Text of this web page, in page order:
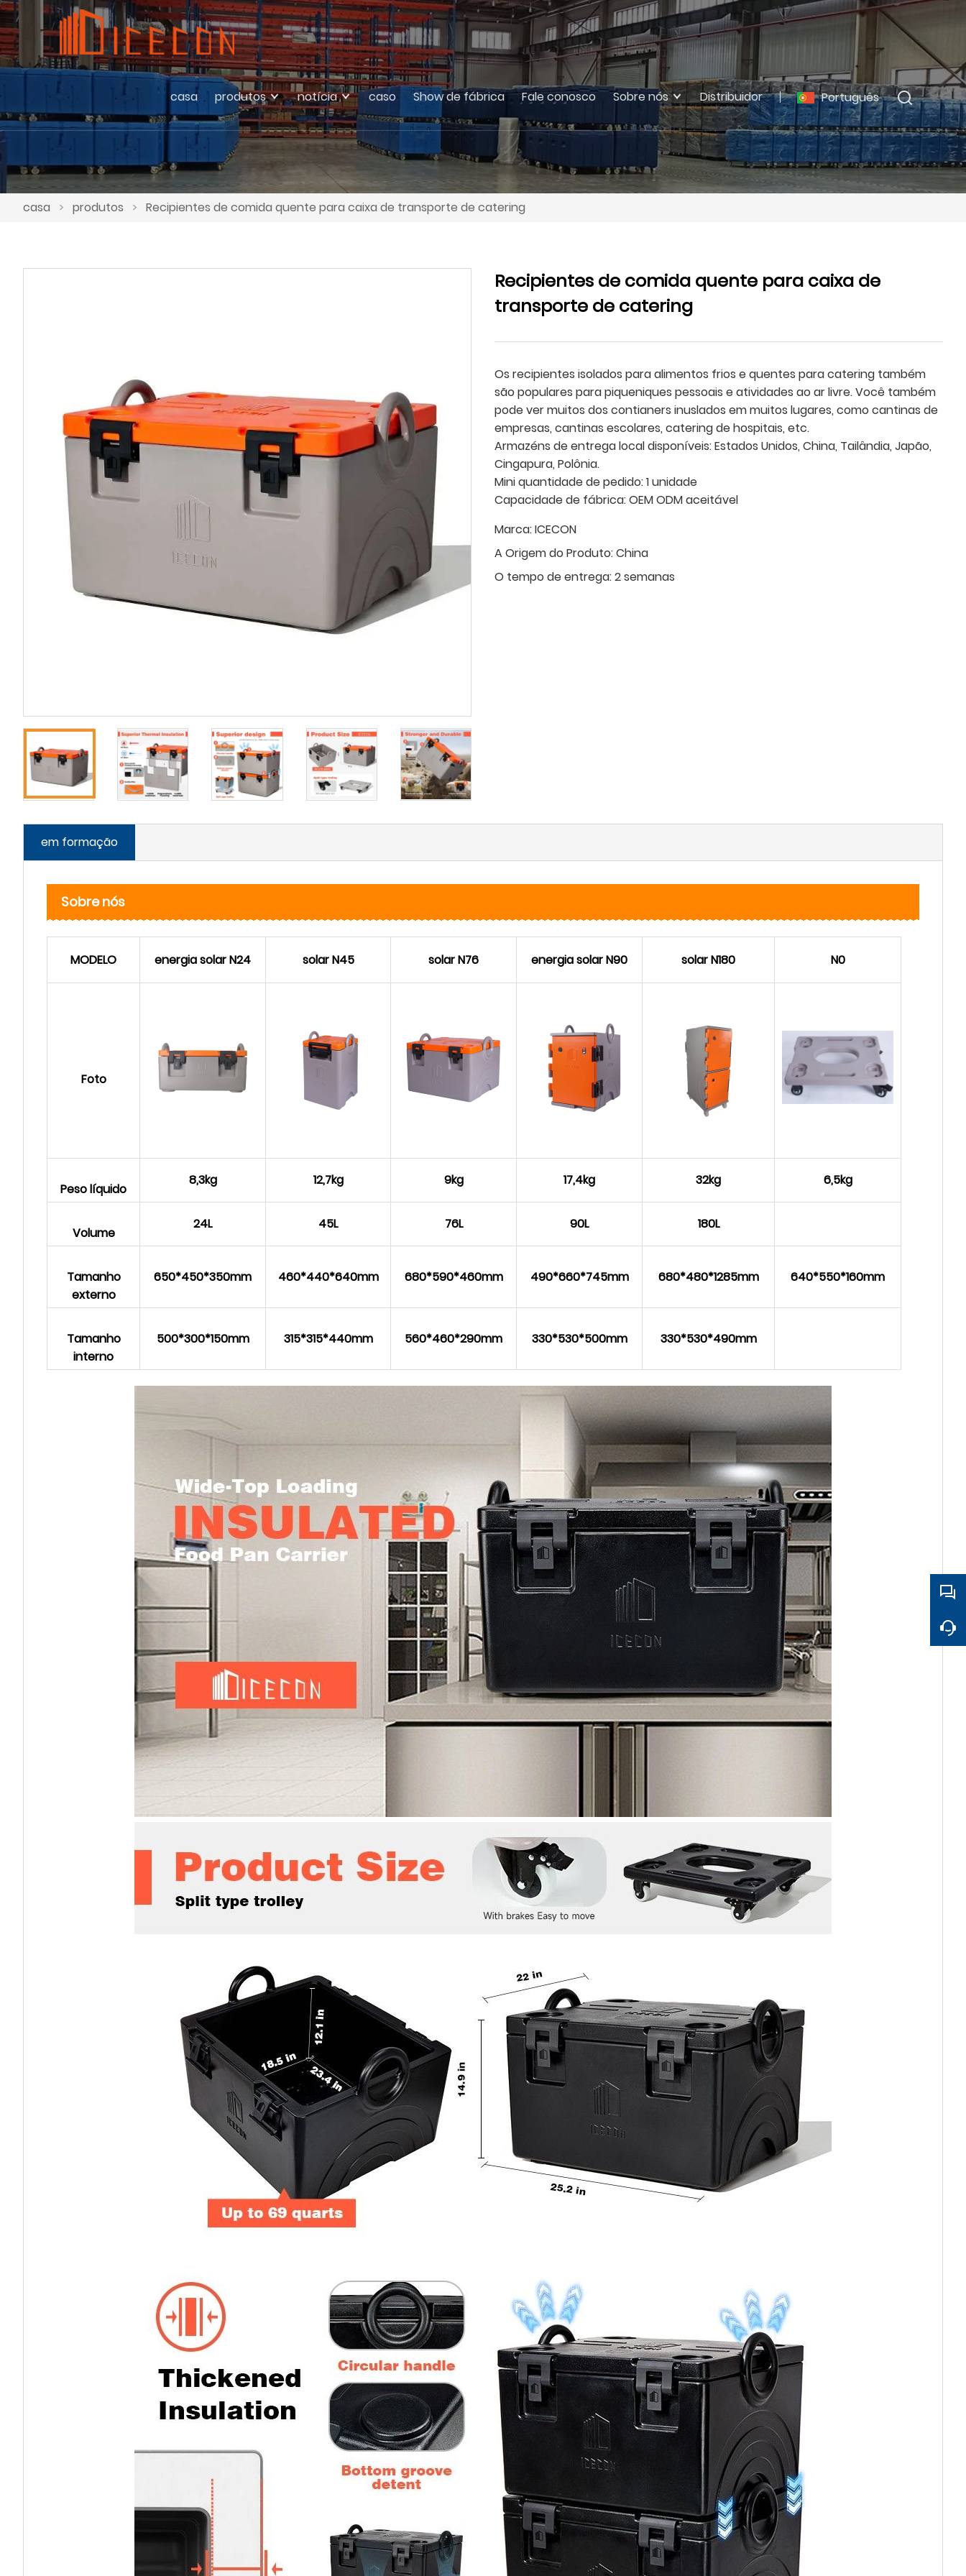
Português
casa produtos notícia caso Show de fábrica Fale conosco Sobre nós Distribuidor
casa > produtos > Recipientes de comida quente para caixa de transporte de catering
Recipientes de comida quente para caixa de
transporte de catering
Os recipientes isolados para alimentos frios e quentes para catering também
são populares para piqueniques pessoais e atividades ao ar livre. Você também
pode ver muitos dos contianers inuslados em muitos lugares, como cantinas de
empresas, cantinas escolares, catering de hospitais, etc.
Armazéns de entrega local disponíveis: Estados Unidos, China, Tailândia, Japão,
Cingapura, Polônia.
Mini quantidade de pedido: 1 unidade
Capacidade de fábrica: OEM ODM aceitável
Marca:ICECON
A Origem do Produto:China
O tempo de entrega:2 semanas
em formação
Sobre nós
MODELO energia solar N24 solar N45 solar N76 energia solar N90 solar N180 N0
Foto
Peso líquido
8,3kg 12,7kg 9kg 17,4kg 32kg 6,5kg
Volume
24L 45L 76L 90L 180L
Tamanho
externo
650*450*350mm 460*440*640mm 680*590*460mm 490*660*745mm 680*480*1285mm 640*550*160mm
Tamanho
interno
500*300*150mm 315*315*440mm 560*460*290mm 330*530*500mm 330*530*490mm